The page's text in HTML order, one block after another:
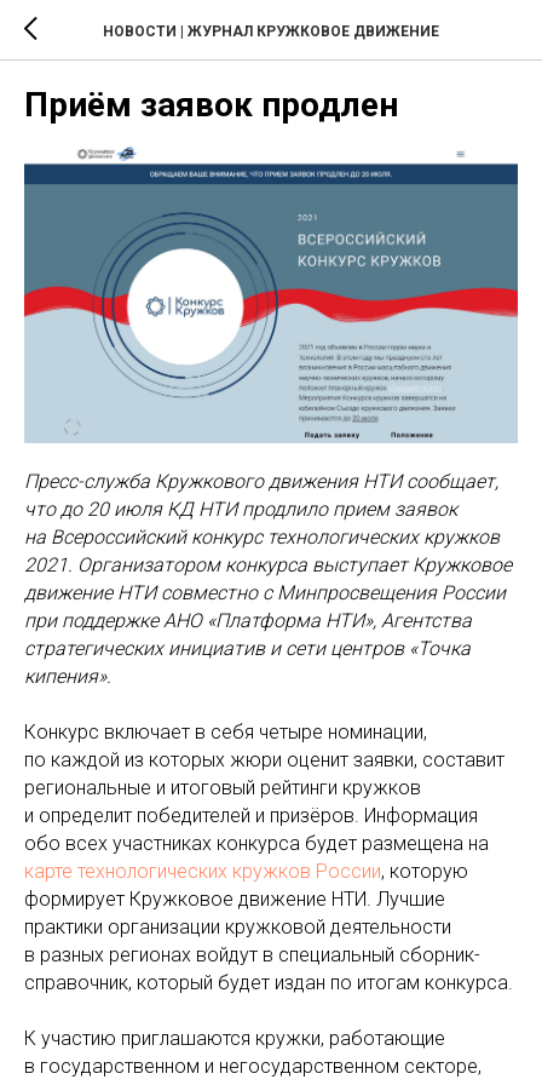
НОВОСТИ | ЖУРНАЛ КРУЖКОВОЕ ДВИЖЕНИЕ
Приём заявок продлен
Пресс-служба Кружкового движения НТИ сообщает,
что до 20 июля КД НТИ продлило прием заявок
на Всероссийский конкурс технологических кружков
2021. Организатором конкурса выступает Кружковое
движение НТИ совместно с Минпросвещения России
при поддержке АНО «Платформа НТИ», Агентства
стратегических инициатив и сети центров «Точка
кипения».
Конкурс включает в себя четыре номинации,
по каждой из которых жюри оценит заявки, составит
региональные и итоговый рейтинги кружков
и определит победителей и призёров. Информация
обо всех участниках конкурса будет размещена на
карте технологических кружков России, которую
формирует Кружковое движение НТИ. Лучшие
практики организации кружковой деятельности
в разных регионах войдут в специальный сборник-
справочник, который будет издан по итогам конкурса.
К участию приглашаются кружки, работающие
в государственном и негосударственном секторе,